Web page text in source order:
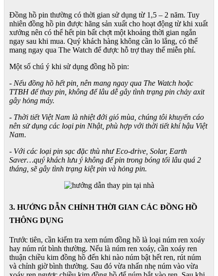
Đồng hồ pin thường có thời gian sử dụng từ 1,5 – 2 năm. Tuy
nhiên đồng hồ pin được hãng sản xuất cho hoạt động từ khi xuất
xưởng nên có thể hết pin bất chợt một khoảng thời gian ngắn
ngay sau khi mua. Quý khách hàng không cần lo lắng, có thể
mang ngay qua The Watch để được hỗ trợ thay thế miễn phí.
Một số chú ý khi sử dụng đồng hồ pin:
- Nếu đồng hồ hết pin, nên mang ngay qua The Watch hoặc
TTBH để thay pin, không để lâu dễ gây tình trạng pin chảy axit
gây hỏng máy.
- Thời tiết Việt Nam là nhiệt đới gió mùa, chúng tôi khuyến cáo
nên sử dụng các loại pin Nhật, phù hợp với thời tiết khí hậu Việt
Nam.
- Với các loại pin sạc đặc thù như Eco-drive, Solar, Earth
Saver…quý khách lưu ý không để pin trong bóng tối lâu quá 2
tháng, sẽ gây tình trạng kiệt pin và hỏng pin.
3. HƯỚNG DẪN CHỈNH THỜI GIAN CÁC ĐỒNG HỒ
THÔNG DỤNG
Trước tiên, cần kiểm tra xem núm đồng hồ là loại núm ren xoáy
hay núm rút bình thường. Nếu là núm ren xoáy, cần xoáy ren
thuận chiều kim đồng hồ đến khi nào núm bật hết ren, rút núm
và chỉnh giờ bình thường. Sau đó vừa nhấn nhẹ núm vào vừa